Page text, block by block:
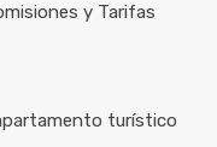
y Tarifas
turístico